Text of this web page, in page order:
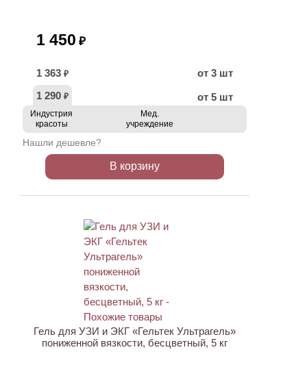
1 450 ₽
1 363 ₽
от 3 шт
1 290 ₽ от 5 шт
Индустрия
красоты
Мед.
учреждение
Нашли дешевле?
В корзину
Гель для УЗИ и ЭКГ «Гельтек Ультрагель»
пониженной вязкости, бесцветный, 5 кг